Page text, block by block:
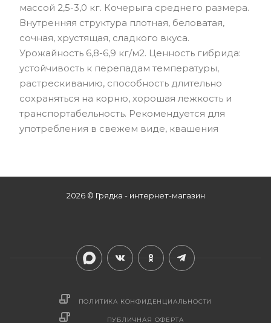
массой 2,5-3,0 кг. Кочерыга среднего размера.
Внутренняя структура плотная, беловатая,
сочная, хрустящая, сладкого вкуса.
Урожайность 6,8-6,9 кг/м2. Ценность гибрида:
устойчивость к перепадам температуры,
растрескиванию, способность длительно
сохраняться на корню, хорошая лежкость и
транспортабельность. Рекомендуется для
употребления в свежем виде, квашения
2026 © Грядка - интернет-магазин
ПОЛИТИКА КОНФИДЕНЦИАЛЬНОСТИ
ПУБЛИЧНАЯ ОФЕРТА